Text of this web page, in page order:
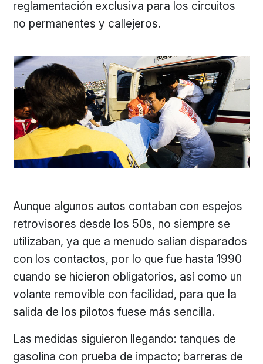
reglamentación exclusiva para los circuitos
no permanentes y callejeros.
Aunque algunos autos contaban con espejos
retrovisores desde los 50s, no siempre se
utilizaban, ya que a menudo salían disparados
con los contactos, por lo que fue hasta 1990
cuando se hicieron obligatorios, así como un
volante removible con facilidad, para que la
salida de los pilotos fuese más sencilla.
Las medidas siguieron llegando: tanques de
gasolina con prueba de impacto; barreras de